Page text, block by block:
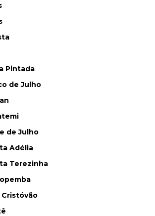
Pintada
de Julho
de Julho
Adélia
Terezinha
Cristóvão